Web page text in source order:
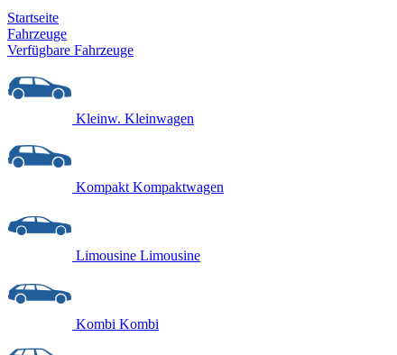
Startseite
Fahrzeuge
Verfügbare Fahrzeuge
Kleinw. Kleinwagen
Kompakt Kompaktwagen
Limousine Limousine
Kombi Kombi